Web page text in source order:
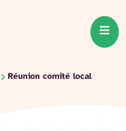
Réunion comité local